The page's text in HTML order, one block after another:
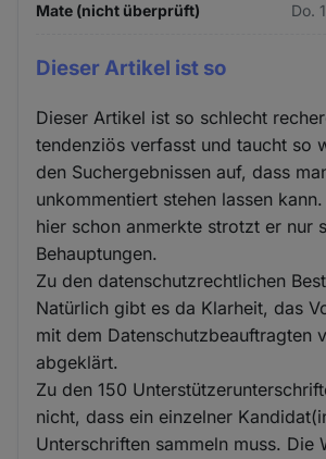
Mate (nicht überprüft) Do.
Dieser Artikel ist so
Dieser Artikel ist so schlecht
tendenziös verfasst und taucht so
den Suchergebnissen auf, dass
unkommentiert stehen lassen
hier schon anmerkte strotzt er nur
Behauptungen.
Zu den datenschutzrechtlichen
Natürlich gibt es da Klarheit, das
mit dem Datenschutzbeauftragten
abgeklärt.
Zu den 150
nicht, dass ein einzelner
Unterschriften sammeln muss. Die